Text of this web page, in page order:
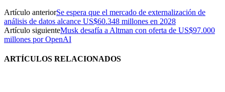
Artículo anteriorSe espera que el mercado de externalización de
análisis de datos alcance US$60.348 millones en 2028
Artículo siguienteMusk desafía a Altman con oferta de US$97.000
millones por OpenAI
ARTÍCULOS RELACIONADOS